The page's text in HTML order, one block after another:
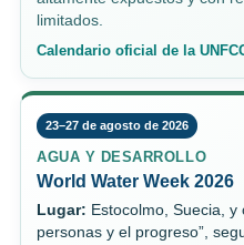
limitados.
Calendario oficial de la
23–27 de agosto de 2026
AGUA Y DESARROLLO
World Water Week 2026
Lugar: Estocolmo, Suecia, y
personas y el progreso”,